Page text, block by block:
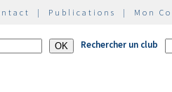
| Publications | Mon
Rechercher un club